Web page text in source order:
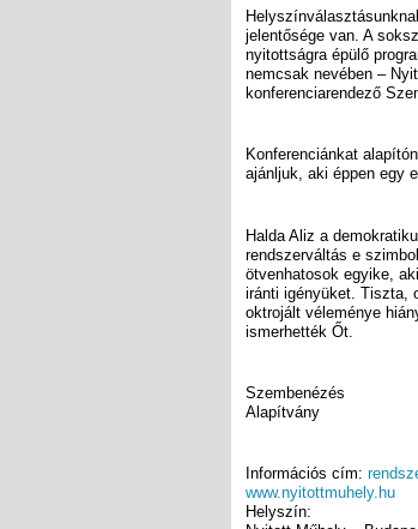
jelentősége van. A
nyitottságra épülő
nemcsak nevében –
konferenciarendező
Konferenciánkat
ajánljuk, aki éppen egy
Halda Aliz a
rendszerváltás e
ötvenhatosok egyike,
iránti igényüket. Tiszta,
oktrojált véleménye
ismerhették Őt.
Szembenézés
Alapítvány
Információs cím:
www.nyitottmuhely.hu
Helyszín: